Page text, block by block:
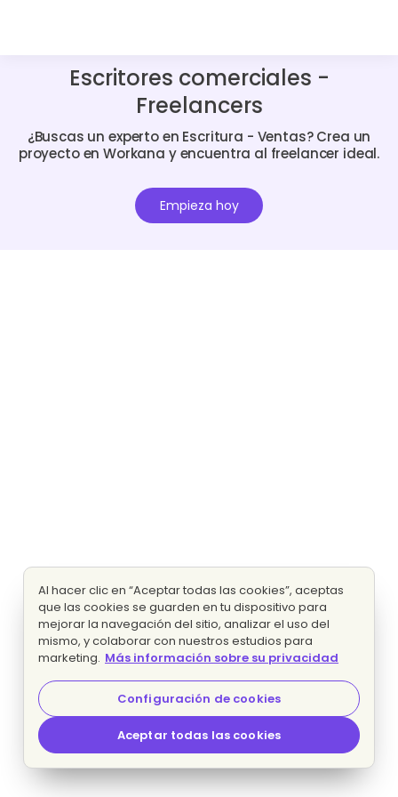
Escritores comerciales -
Freelancers
¿Buscas un experto en Escritura - Ventas? Crea un
proyecto en Workana y encuentra al freelancer ideal.
Empieza hoy
Al hacer clic en “Aceptar todas las cookies”, aceptas
que las cookies se guarden en tu dispositivo para
mejorar la navegación del sitio, analizar el uso del
mismo, y colaborar con nuestros estudios para
marketing. Más información sobre su privacidad
Configuración de cookies
Aceptar todas las cookies